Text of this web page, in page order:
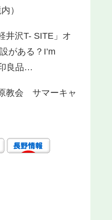
）
井沢T- SITE」オ
がある？I’m
良品…
教会 サマーキャ